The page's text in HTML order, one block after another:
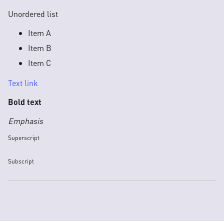
Unordered list
Item A
Item B
Item C
Text link
Bold text
Emphasis
Superscript
Subscript